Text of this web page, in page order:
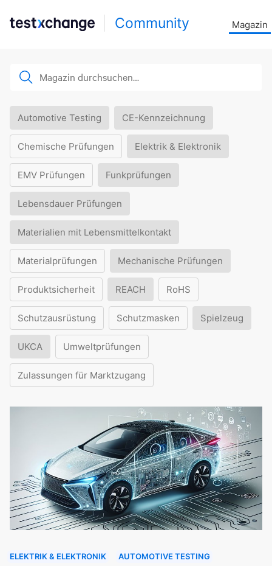
Community Magazin
Automotive Testing CE-Kennzeichnung
Chemische Prüfungen Elektrik & Elektronik
EMV Prüfungen Funkprüfungen
Lebensdauer Prüfungen
Materialien mit Lebensmittelkontakt
Materialprüfungen Mechanische Prüfungen
Produktsicherheit REACH RoHS
Schutzausrüstung Schutzmasken Spielzeug
UKCA Umweltprüfungen
Zulassungen für Marktzugang
ELEKTRIK & ELEKTRONIK AUTOMOTIVE TESTING